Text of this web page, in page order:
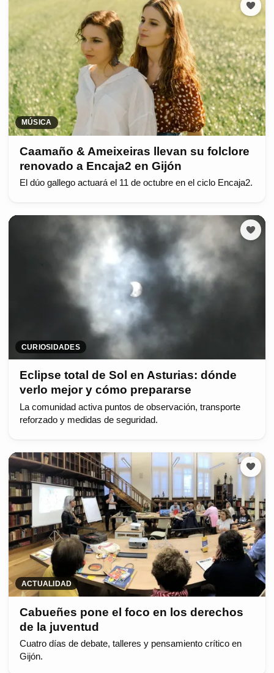
MÚSICA
Caamaño & Ameixeiras llevan su folclore
renovado a Encaja2 en Gijón
El dúo gallego actuará el 11 de octubre en el ciclo Encaja2.
CURIOSIDADES
Eclipse total de Sol en Asturias: dónde
verlo mejor y cómo prepararse
La comunidad activa puntos de observación, transporte
reforzado y medidas de seguridad.
ACTUALIDAD
Cabueñes pone el foco en los derechos
de la juventud
Cuatro días de debate, talleres y pensamiento crítico en
Gijón.